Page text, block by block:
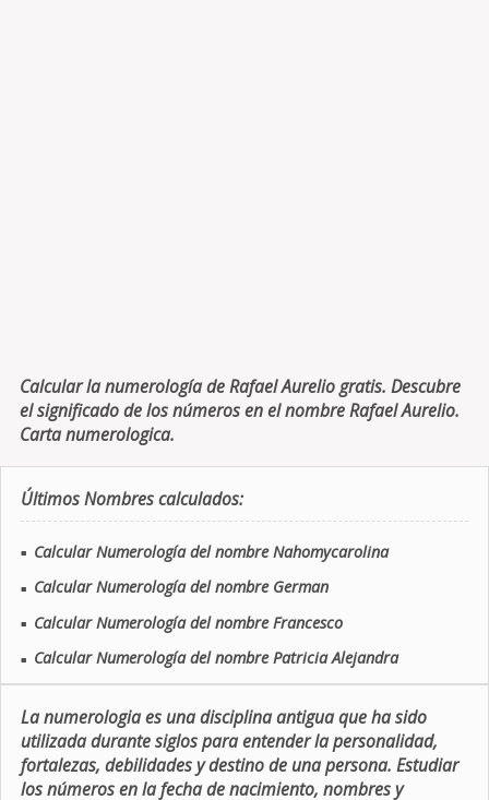
Calcular la numerología de Rafael Aurelio gratis. Descubre
el significado de los números en el nombre Rafael Aurelio.
Carta numerologica.
Últimos Nombres calculados:
■ Calcular Numerología del nombre Nahomycarolina
■ Calcular Numerología del nombre German
■ Calcular Numerología del nombre Francesco
■ Calcular Numerología del nombre Patricia Alejandra
La numerologia es una disciplina antigua que ha sido
utilizada durante siglos para entender la personalidad,
fortalezas, debilidades y destino de una persona. Estudiar
los números en la fecha de nacimiento, nombres y